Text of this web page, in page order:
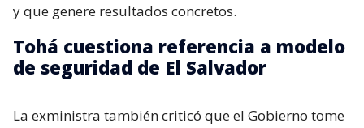
y que genere resultados concretos.
Tohá cuestiona referencia a modelo
de seguridad de El Salvador
La exministra también criticó que el Gobierno tome